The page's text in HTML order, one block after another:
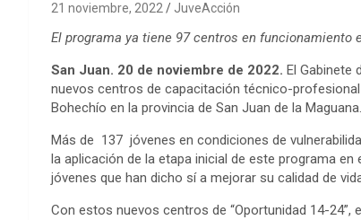
21 noviembre, 2022 JuveAcción
El programa ya tiene 97 centros en funcionamiento
San Juan. 20 de noviembre de 2022. El Gabinete
nuevos centros de capacitación técnico-profesional
Bohechío en la provincia de San Juan de la Maguana.
Más de 137 jóvenes en condiciones de
la aplicación de la etapa inicial de este programa
jóvenes que han dicho sí a mejorar su calidad de
Con estos nuevos centros de “Oportunidad 14-24”,